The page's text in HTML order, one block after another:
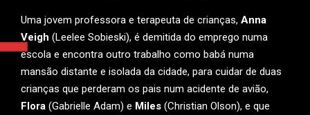
Uma jovem professora e terapeuta de crianças, Anna
Veigh (Leelee Sobieski), é demitida do emprego numa
escola e encontra outro trabalho como babá numa
mansão distante e isolada da cidade, para cuidar de duas
crianças que perderam os pais num acidente de avião,
Flora (Gabrielle Adam) e Miles (Christian Olson), e que